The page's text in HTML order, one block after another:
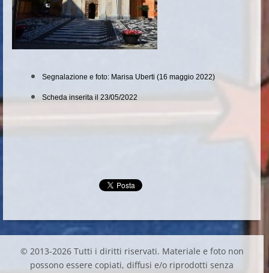
Segnalazione e foto: Marisa Uberti (16 maggio 2022)
Scheda inserita il 23/05/2022
© 2013-2026 Tutti i diritti riservati. Materiale e foto non
possono essere copiati, diffusi e/o riprodotti senza